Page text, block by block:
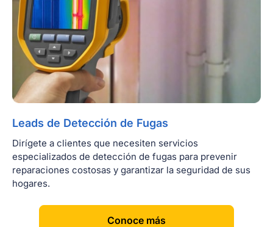
Leads de Detección de Fugas
Dirígete a clientes que necesiten servicios
especializados de detección de fugas para prevenir
reparaciones costosas y garantizar la seguridad de sus
hogares.
[
Conoce más]